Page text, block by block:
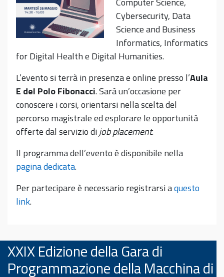
Cybersecurity, Data
Science and Business
Informatics, Informatics
for Digital Health e Digital Humanities.
L’evento si terrà in presenza e online presso l’Aula
E del Polo Fibonacci. Sarà un’occasione per
conoscere i corsi, orientarsi nella scelta del
percorso magistrale ed esplorare le opportunità
offerte dal servizio dijob placement.
Il programma dell’evento è disponibile nella
pagina dedicata.
Per partecipare è necessario registrarsi aquesto
link.
XXIX Edizione della Gara di
Programmazione della Macchina di